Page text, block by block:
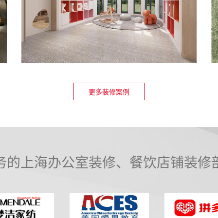
更多装修案例
的上海办公室装修、餐饮店铺装修